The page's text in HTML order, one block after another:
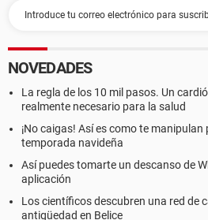
NOVEDADES
La regla de los 10 mil pasos. Un
realmente necesario para la salud
¡No caigas! Así es como te
temporada navideña
Así puedes tomarte un descanso de
aplicación
Los científicos descubren una red de
antigüedad en Belice